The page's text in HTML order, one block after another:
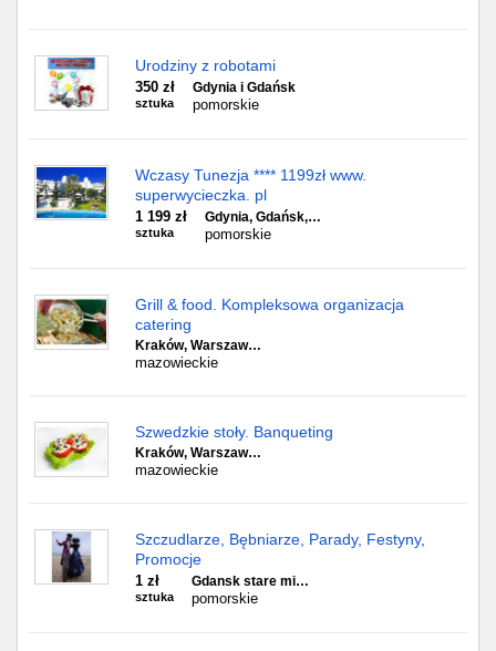
Urodziny z robotami
350 zł
sztuka
Gdynia i Gdańsk
pomorskie
Wczasy Tunezja **** 1199zł www.
superwycieczka. pl
1 199 zł
sztuka
Gdynia, Gdańsk,…
pomorskie
Grill & food. Kompleksowa organizacja
catering
Kraków, Warszaw…
mazowieckie
Szwedzkie stoły. Banqueting
Kraków, Warszaw…
mazowieckie
Szczudlarze, Bębniarze, Parady, Festyny,
Promocje
1 zł
sztuka
Gdansk stare mi…
pomorskie